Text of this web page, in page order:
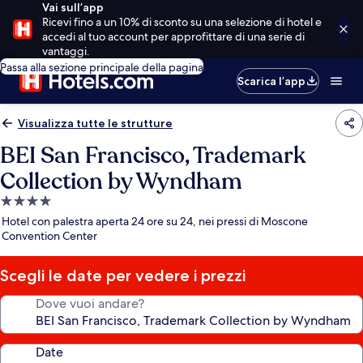
Vai sull’app
Ricevi fino a un 10% di sconto su una selezione di hotel e
accedi al tuo account per approfittare di una serie di
vantaggi.
Passa alla sezione principale della pagina
Scarica l’app
Visualizza tutte le strutture
BEI San Francisco, Trademark
Collection by Wyndham
Struttura
a
4.0
stelle
Hotel con palestra aperta 24 ore su 24, nei pressi di Moscone
Convention Center
Scegli le date per vedere i prezzi
Dove vuoi andare?
Date